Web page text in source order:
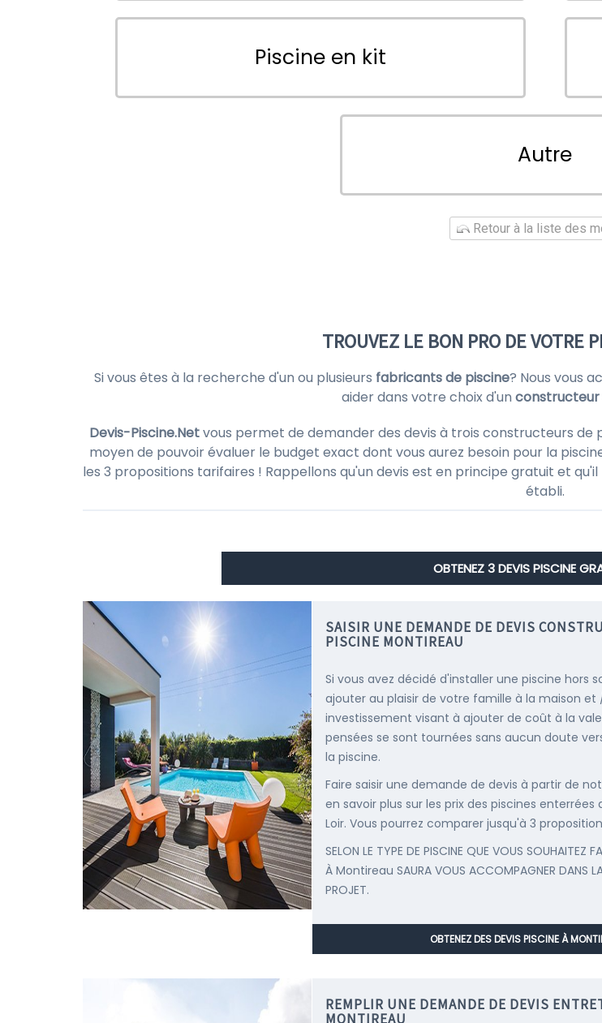
Piscine en kit
Autre
Retour à la liste des
TROUVEZ LE BON PRO DE VOTRE
Si vous êtes à la recherche d'un ou plusieurs fabricants de piscine? Nous vous
aider dans votre choix d'un constructeur
Devis-Piscine.Netvous permet de demander des devis à trois constructeurs de
moyen de pouvoir évaluer le budget exact dont vous aurez besoin pour la
les 3 propositions tarifaires ! Rappellons qu'un devis est en principe gratuit et
établi.
OBTENEZ 3 DEVIS PISCINE
SAISIR UNE DEMANDE DE DEVIS
PISCINE MONTIREAU
Si vous avez décidé d'installer une piscine hors
ajouter au plaisir de votre famille à la maison
investissement visant à ajouter de coût à la
pensées se sont tournées sans aucun doute
la piscine.
Faire saisir une demande de devis à partir de
en savoir plus sur les prix des piscines enterrées
Loir. Vous pourrez comparer jusqu'à 3
SELON LE TYPE DE PISCINE QUE VOUS SOUHAITEZ
À Montireau SAURA VOUS ACCOMPAGNER DANS
PROJET.
OBTENEZ DES DEVIS PISCINE À
REMPLIR UNE DEMANDE DE DEVIS
MONTIREAU